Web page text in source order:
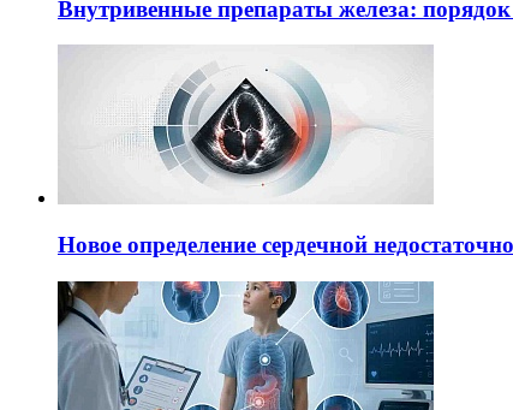
Внутривенные препараты железа:
Новое определение сердечной